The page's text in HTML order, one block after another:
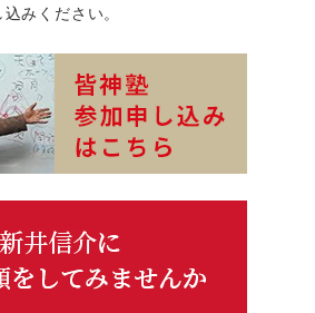
みください。